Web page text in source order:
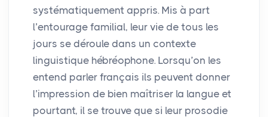
systématiquement appris. Mis à part
l’entourage familial, leur vie de tous les
jours se déroule dans un contexte
linguistique hébréophone. Lorsqu’on les
entend parler français ils peuvent donner
l’impression de bien maîtriser la langue et
pourtant, il se trouve que si leur prosodie